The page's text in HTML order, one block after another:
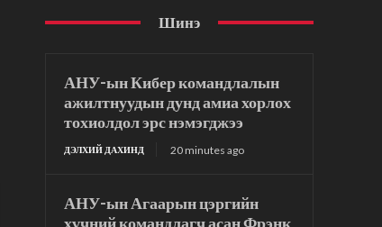
Шинэ
АНУ-ын Кибер командлалын
ажилтнуудын дунд амиа хорлох
тохиолдол эрс нэмэгджээ
ДЭЛХИЙ ДАХИНД 20 minutes ago
АНУ-ын Агаарын цэргийн
хүчний командлагч асан Фрэнк